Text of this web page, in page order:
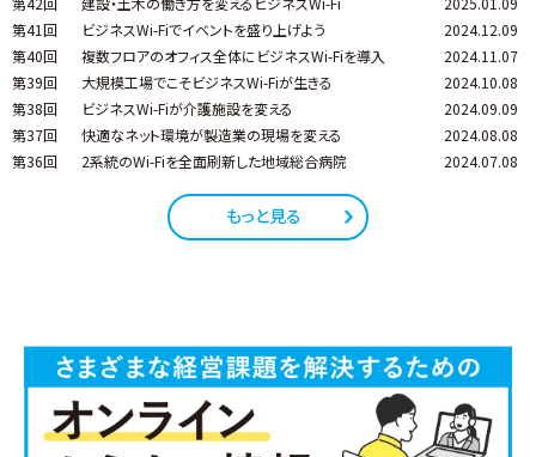
第41回
ビジネスWi-Fiでイベントを盛り上げよう
2024.12.09
第40回
複数フロアのオフィス全体にビジネスWi-Fiを導入
2024.11.07
第39回
大規模工場でこそビジネスWi-Fiが生きる
2024.10.08
第38回
ビジネスWi-Fiが介護施設を変える
2024.09.09
第37回
快適なネット環境が製造業の現場を変える
2024.08.08
第36回
2系統のWi-Fiを全面刷新した地域総合病院 2024.07.08
もっと見る